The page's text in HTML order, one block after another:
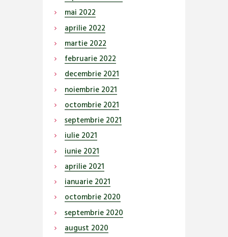
mai 2022
aprilie 2022
martie 2022
februarie 2022
decembrie 2021
noiembrie 2021
octombrie 2021
septembrie 2021
iulie 2021
iunie 2021
aprilie 2021
ianuarie 2021
octombrie 2020
septembrie 2020
august 2020